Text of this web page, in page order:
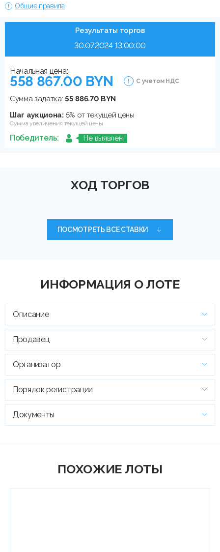
Общие правила
Результаты торгов
30.07.2024 13:00:00
Начальная цена:
558 867.00 BYN С учетом НДС
Сумма задатка:55 886.70 BYN
Шаг аукциона: 5% от текущей цены
Сумма увеличения текущей цены
Победитель: Не выявлен
ХОД ТОРГОВ
ПОСМОТРЕТЬ ВСЕ СТАВКИ
ИНФОРМАЦИЯ О ЛОТЕ
Описание
Продавец
Организатор
Порядок регистрации
Документы
ПОХОЖИЕ ЛОТЫ